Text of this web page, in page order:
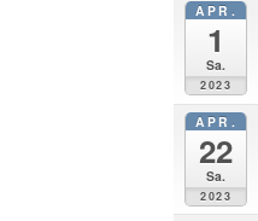
APR.
1
Sa.
2023
APR.
22
Sa.
2023